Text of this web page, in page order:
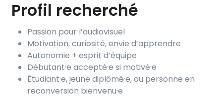
Profil recherché
Passion pour l’audiovisuel
Motivation, curiosité, envie d’apprendre
Autonomie + esprit d’équipe
Débutant·e accepté·e si motivé·e
Étudiant·e, jeune diplômé·e, ou personne en
reconversion bienvenu·e